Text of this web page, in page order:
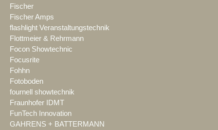
Fischer
Fischer Amps
flashlight Veranstaltungstechnik
Flottmeier & Rehrmann
Focon Showtechnic
Focusrite
Fohhn
Fotoboden
fournell showtechnik
Fraunhofer IDMT
FunTech Innovation
GAHRENS + BATTERMANN